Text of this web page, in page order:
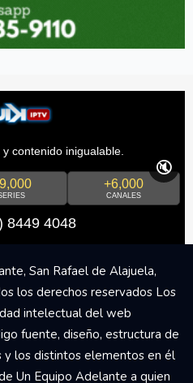
contenido inigualable.
+6,000
CANALES
8449 4048
🔇
San Rafael de Alajuela,
los derechos reservados Los
intelectual del web
fuente, diseño, estructura de
y los distintos elementos en él
Un Equipo Adelante a quien